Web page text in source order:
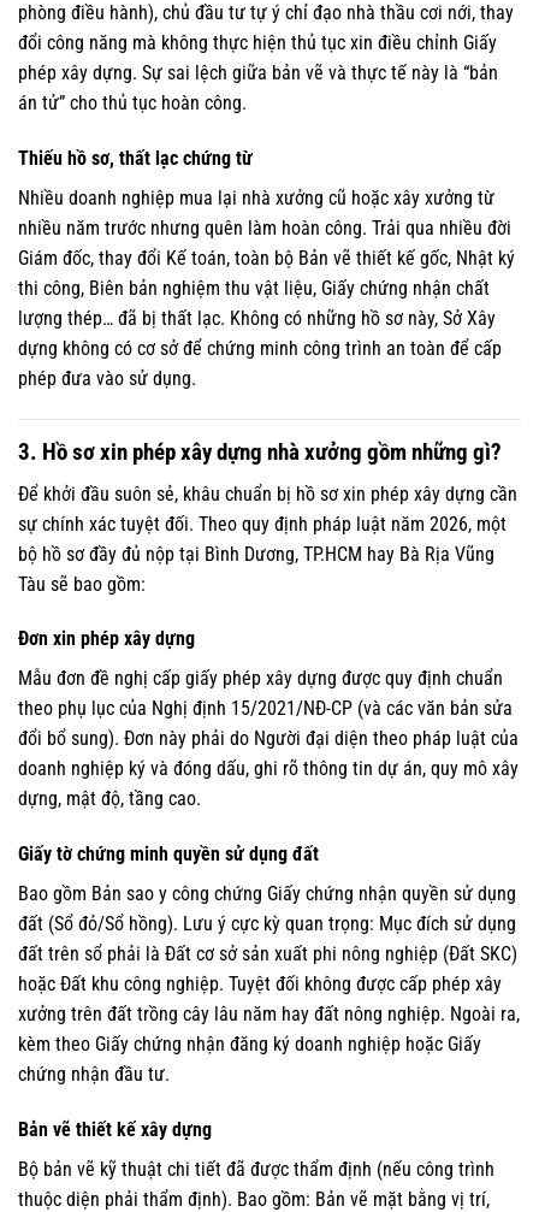
phòng điều hành), chủ đầu tư tự ý chỉ đạo nhà thầu cơi nới, thay
đổi công năng mà không thực hiện thủ tục xin điều chỉnh Giấy
phép xây dựng. Sự sai lệch giữa bản vẽ và thực tế này là “bản
án tử” cho thủ tục hoàn công.
Thiếu hồ sơ, thất lạc chứng từ
Nhiều doanh nghiệp mua lại nhà xưởng cũ hoặc xây xưởng từ
nhiều năm trước nhưng quên làm hoàn công. Trải qua nhiều đời
Giám đốc, thay đổi Kế toán, toàn bộ Bản vẽ thiết kế gốc, Nhật ký
thi công, Biên bản nghiệm thu vật liệu, Giấy chứng nhận chất
lượng thép… đã bị thất lạc. Không có những hồ sơ này, Sở Xây
dựng không có cơ sở để chứng minh công trình an toàn để cấp
phép đưa vào sử dụng.
3. Hồ sơ xin phép xây dựng nhà xưởng gồm những gì?
Để khởi đầu suôn sẻ, khâu chuẩn bị hồ sơ xin phép xây dựng cần
sự chính xác tuyệt đối. Theo quy định pháp luật năm 2026, một
bộ hồ sơ đầy đủ nộp tại Bình Dương, TP.HCM hay Bà Rịa Vũng
Tàu sẽ bao gồm:
Đơn xin phép xây dựng
Mẫu đơn đề nghị cấp giấy phép xây dựng được quy định chuẩn
theo phụ lục của Nghị định 15/2021/NĐ-CP (và các văn bản sửa
đổi bổ sung). Đơn này phải do Người đại diện theo pháp luật của
doanh nghiệp ký và đóng dấu, ghi rõ thông tin dự án, quy mô xây
dựng, mật độ, tầng cao.
Giấy tờ chứng minh quyền sử dụng đất
Bao gồm Bản sao y công chứng Giấy chứng nhận quyền sử dụng
đất (Sổ đỏ/Sổ hồng). Lưu ý cực kỳ quan trọng: Mục đích sử dụng
đất trên sổ phải là Đất cơ sở sản xuất phi nông nghiệp (Đất SKC)
hoặc Đất khu công nghiệp. Tuyệt đối không được cấp phép xây
xưởng trên đất trồng cây lâu năm hay đất nông nghiệp. Ngoài ra,
kèm theo Giấy chứng nhận đăng ký doanh nghiệp hoặc Giấy
chứng nhận đầu tư.
Bản vẽ thiết kế xây dựng
Bộ bản vẽ kỹ thuật chi tiết đã được thẩm định (nếu công trình
thuộc diện phải thẩm định). Bao gồm: Bản vẽ mặt bằng vị trí,